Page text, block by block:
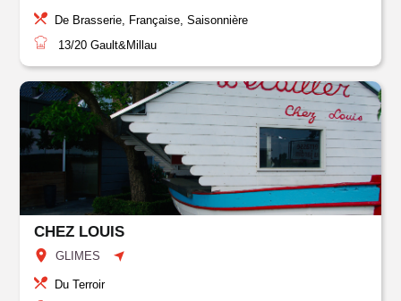
De Brasserie, Française, Saisonnière
13/20 Gault&Millau
CHEZ LOUIS
GLIMES
Du Terroir